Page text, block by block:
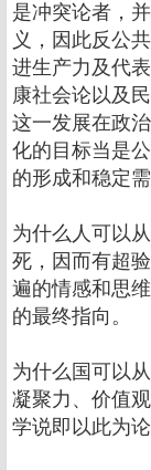
是冲突论者，
义，因此反公
进生产力及代
康社会论以及
这一发展在政
化的目标当是
的形成和稳定
为什么人可以
死，因而有超
遍的情感和思
的最终指向。
为什么国可以
凝聚力、价值
学说即以此为论